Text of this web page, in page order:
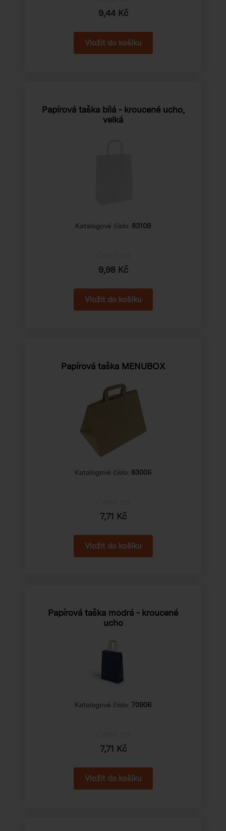
9,44 Kč
Papírová taška bílá - kroucené ucho,
velká
Katalogové číslo: 83109
9,98 Kč
Papírová taška MENUBOX
Katalogové číslo: 83005
7,71 Kč
Papírová taška modrá - kroucené
ucho
Katalogové číslo: 70906
7,71 Kč